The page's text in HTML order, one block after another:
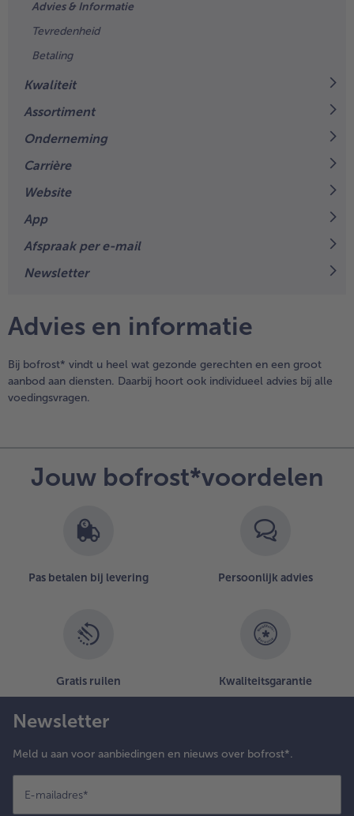
Advies & Informatie
Tevredenheid
Betaling
Kwaliteit
Assortiment
Onderneming
Carrière
Website
App
Afspraak per e-mail
Newsletter
Advies en informatie
Bij bofrost* vindt u heel wat gezonde gerechten en een groot
aanbod aan diensten. Daarbij hoort ook individueel advies bij alle
voedingsvragen.
Jouw bofrost*voordelen
Pas betalen bij levering Persoonlijk advies
Gratis ruilen Kwaliteitsgarantie
Newsletter
Meld u aan voor aanbiedingen en nieuws over bofrost*.
E-mailadres*